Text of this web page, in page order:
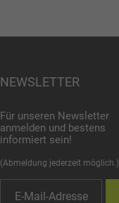
NEWSLETTER
Für unseren Newsletter
anmelden und bestens
informiert sein!
(Abmeldung jederzeit möglich.)